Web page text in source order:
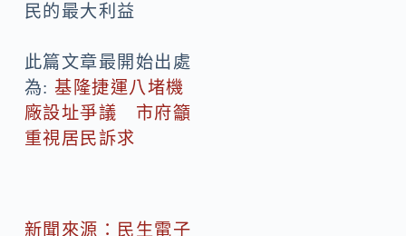
民的最大利益
此篇文章最開始出處
為:基隆捷運八堵機
廠設址爭議 市府籲
重視居民訴求
新聞來源：民生電子